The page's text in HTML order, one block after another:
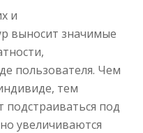
и
выносит значимые
пользователя. Чем
тем
подстраиваться под
увеличиваются